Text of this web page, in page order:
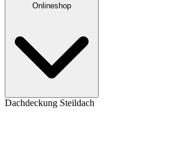
Onlineshop
Dachdeckung Steildach